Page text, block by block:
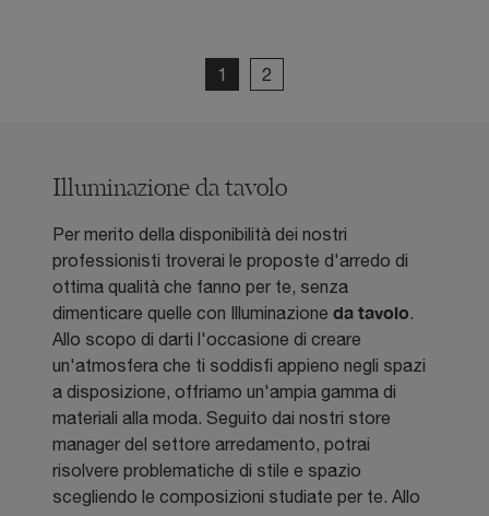
1 2
Illuminazione da tavolo
Per merito della disponibilità dei nostri
professionisti troverai le proposte d'arredo di
ottima qualità che fanno per te, senza
dimenticare quelle con Illuminazione da tavolo.
Allo scopo di darti l'occasione di creare
un'atmosfera che ti soddisfi appieno negli spazi
a disposizione, offriamo un'ampia gamma di
materiali alla moda. Seguito dai nostri store
manager del settore arredamento, potrai
risolvere problematiche di stile e spazio
scegliendo le composizioni studiate per te. Allo